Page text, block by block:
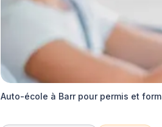
Auto-école à Barr pour permis et